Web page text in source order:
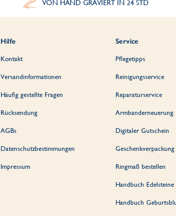
VON HAND GRAVIERT IN 24 STD
Hilfe
Kontakt
Versandinformationen
Häufig gestellte Fragen
Rücksendung
AGBs
Datenschutzbestimmungen
Impressum
Service
Pflegetipps
Reinigungsservice
Reparaturservice
Armbanderneuerung
Digitaler Gutschein
Geschenkverpackung
Ringmaß bestellen
Handbuch Edelsteine
Handbuch